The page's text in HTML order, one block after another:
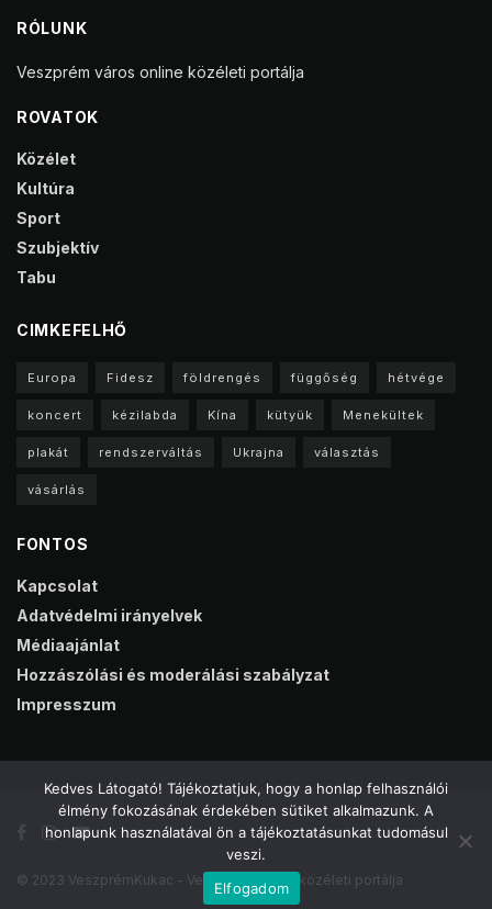
RÓLUNK
Veszprém város online közéleti portálja
ROVATOK
Közélet
Kultúra
Sport
Szubjektív
Tabu
CIMKEFELHŐ
Europa Fidesz földrengés függőség hétvége
koncert kézilabda Kína kütyük Menekültek
plakát rendszerváltás Ukrajna választás
vásárlás
FONTOS
Kapcsolat
Adatvédelmi irányelvek
Médiaajánlat
Hozzászólási és moderálási szabályzat
Impresszum
© 2023 VeszprémKukac - Veszprém online közéleti portálja
Kedves Látogató! Tájékoztatjuk, hogy a honlap felhasználói
élmény fokozásának érdekében sütiket alkalmazunk. A
honlapunk használatával ön a tájékoztatásunkat tudomásul
veszi.
Elfogadom